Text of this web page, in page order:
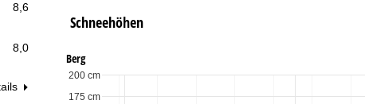
8,6
8,0
Schneehöhen
Berg
175 cm
200 cm